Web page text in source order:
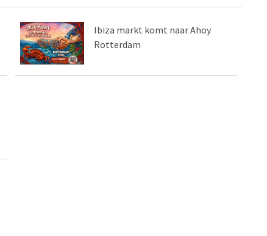
Ibiza markt komt naar Ahoy
Rotterdam